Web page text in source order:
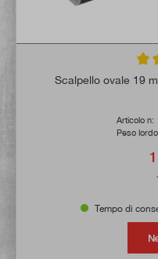
Scalpello ovale 19
Articolo n:
Peso
Tempo di